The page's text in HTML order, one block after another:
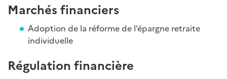
Marchés financiers
Adoption de la réforme de l’épargne retraite
individuelle
Régulation financière